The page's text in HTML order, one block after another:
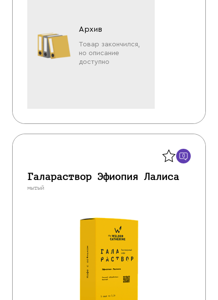
Архив
Товар закончился,
но описание
доступно
0
Галараствор Эфиопия Лалиса
мытый